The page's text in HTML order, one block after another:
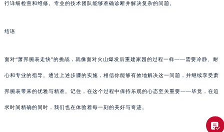
行详细检查和维修。专业的技术团队能够准确诊断并解决复杂的问题。
结语
面对“萧邦腕表走快”的挑战，就像面对火山爆发后重建家园的过程一样——需要冷静、耐
心和专业的指导。通过上述步骤的实施，相信你能够有效地解决这一问题，并继续享受萧
邦腕表带来的优雅与精准。记住，在这个过程中保持乐观的心态至关重要——毕竟，在追
求时间精确的同时，我们也在体验着每一刻的美好与奇迹。